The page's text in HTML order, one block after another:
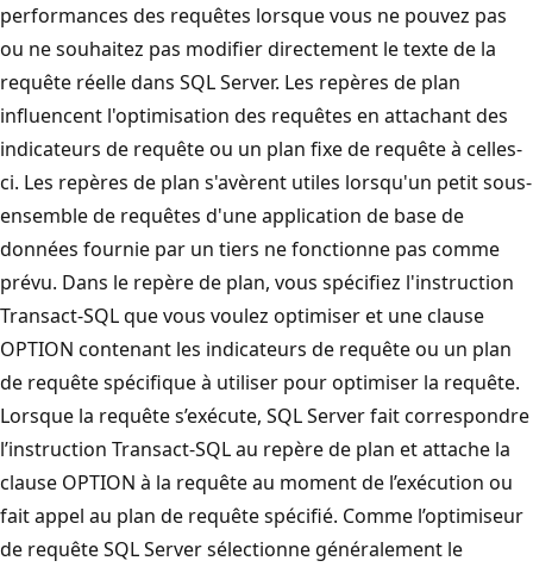
performances des requêtes lorsque vous ne pouvez pas
ou ne souhaitez pas modifier directement le texte de la
requête réelle dans SQL Server. Les repères de plan
influencent l'optimisation des requêtes en attachant des
indicateurs de requête ou un plan fixe de requête à celles-
ci. Les repères de plan s'avèrent utiles lorsqu'un petit sous-
ensemble de requêtes d'une application de base de
données fournie par un tiers ne fonctionne pas comme
prévu. Dans le repère de plan, vous spécifiez l'instruction
Transact-SQL que vous voulez optimiser et une clause
OPTION contenant les indicateurs de requête ou un plan
de requête spécifique à utiliser pour optimiser la requête.
Lorsque la requête s’exécute, SQL Server fait correspondre
l’instruction Transact-SQL au repère de plan et attache la
clause OPTION à la requête au moment de l’exécution ou
fait appel au plan de requête spécifié. Comme l’optimiseur
de requête SQL Server sélectionne généralement le